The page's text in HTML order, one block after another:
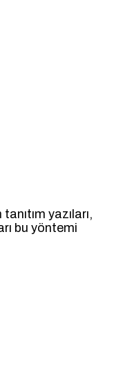
yazıları,
bu yöntemi